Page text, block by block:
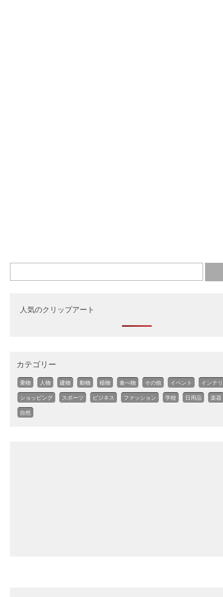
人気のクリップアート
カテゴリー
乗物 人物 建物 動物 植物 食べ物 その他 イベント インテ
ショッピング スポーツ ビジネス ファッション 学校 日用品 楽器
自然